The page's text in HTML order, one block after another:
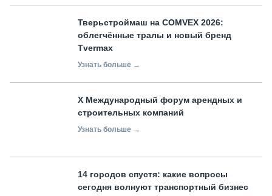
Тверьстроймаш на COMVEX 2026:
облегчённые тралы и новый бренд
Tvermax
Узнать больше →
X Международный форум арендных и
строительных компаний
Узнать больше →
14 городов спустя: какие вопросы
сегодня волнуют транспортный бизнес